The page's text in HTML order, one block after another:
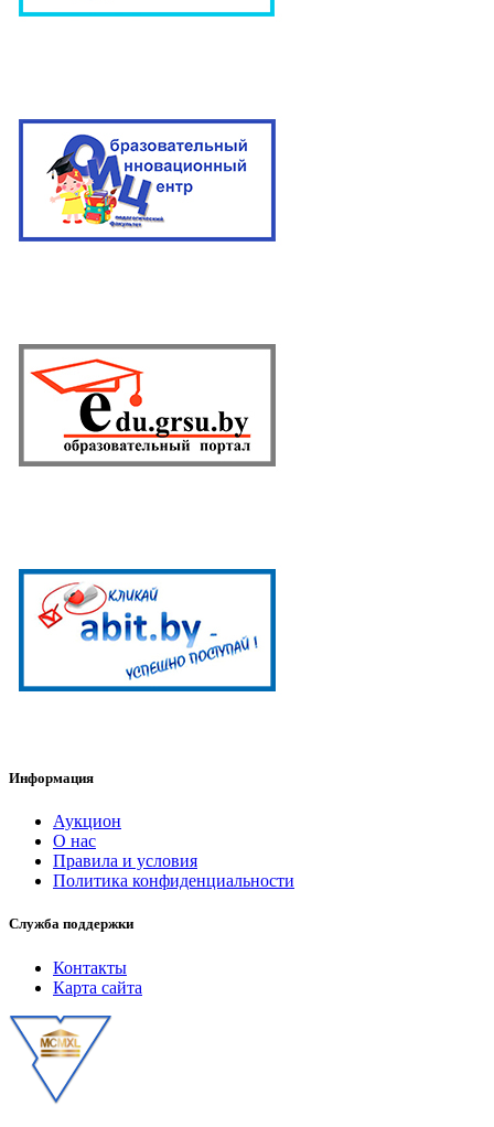
Информация
Аукцион
О нас
Правила и условия
Политика конфиденциальности
Служба поддержки
Контакты
Карта сайта